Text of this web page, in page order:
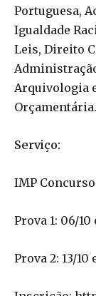
Portuguesa,
Igualdade
Leis, Direito
Arquivologia
Orçamentária.
Serviço:
IMP
Prova 1: 06/10
Prova 2: 13/10